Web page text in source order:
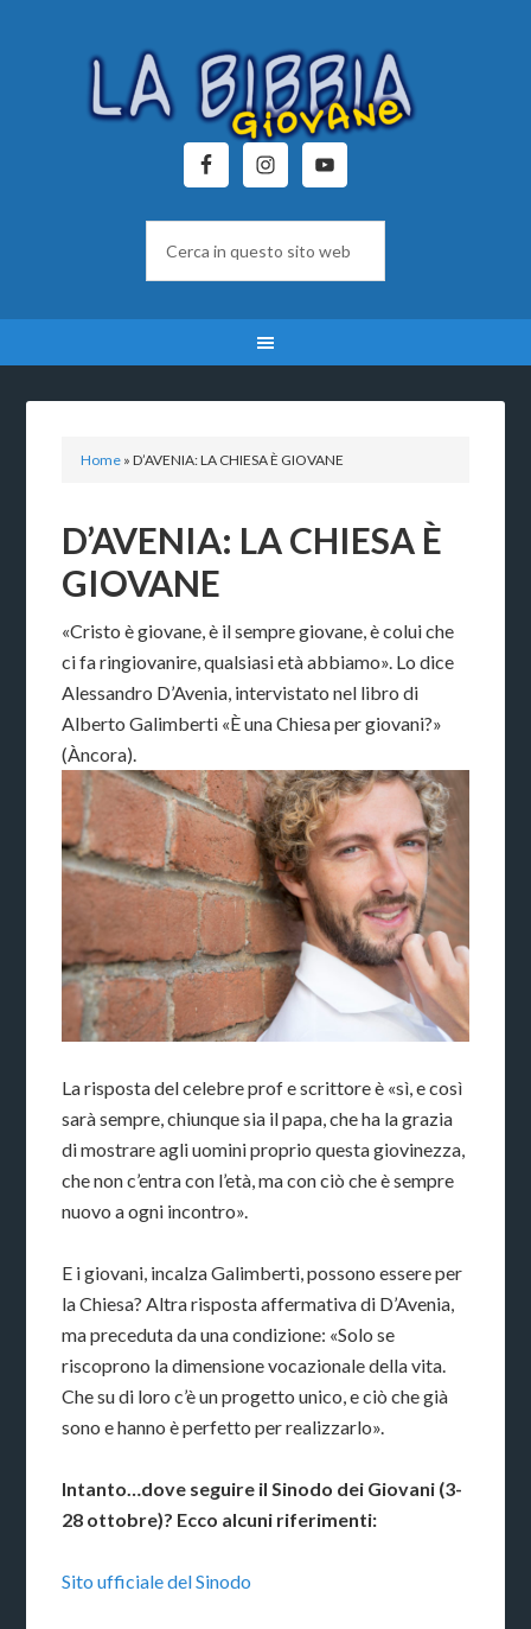
Home »D’AVENIA: LA CHIESA È GIOVANE
D’AVENIA: LA CHIESA È
GIOVANE
«Cristo è giovane, è il sempre giovane, è colui che
ci fa ringiovanire, qualsiasi età abbiamo». Lo dice
Alessandro D’Avenia, intervistato nel libro di
Alberto Galimberti «È una Chiesa per giovani?»
(Àncora).
La risposta del celebre prof e scrittore è «sì, e così
sarà sempre, chiunque sia il papa, che ha la grazia
di mostrare agli uomini proprio questa giovinezza,
che non c’entra con l’età, ma con ciò che è sempre
nuovo a ogni incontro».
E i giovani, incalza Galimberti, possono essere per
la Chiesa? Altra risposta affermativa di D’Avenia,
ma preceduta da una condizione: «Solo se
riscoprono la dimensione vocazionale della vita.
Che su di loro c’è un progetto unico, e ciò che già
sono e hanno è perfetto per realizzarlo».
Intanto…dove seguire il Sinodo dei Giovani (3-
28 ottobre)? Ecco alcuni riferimenti:
Sito ufficiale del Sinodo